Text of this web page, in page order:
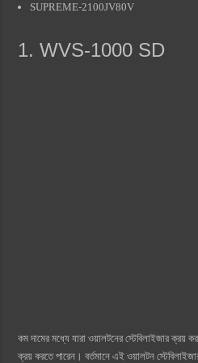
SUPREME-2100JV80V
1. WVS-1000 SD
কম দামের মধ্যে যারা ওয়ালটনের স্টেবিলাইজার ক্রয়
ক্রয় করতে পারেন। বর্তমানে এই ওয়ালটন